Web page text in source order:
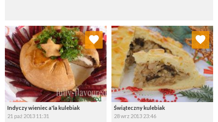
Indyczy wieniec a'la kulebiak
21 paź 2013 11:31
Dodaj do ulubionych
Wybierz listę:
Świąteczny kulebiak
28 wrz 2013 23:46
Dodaj do ulubionych
Wybierz listę: